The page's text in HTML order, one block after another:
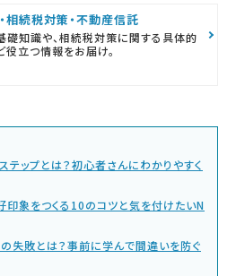
相続税対策・不動産信託
礎知識や、相続税対策に関する具体的
役立つ情報をお届け。
テップとは？初心者さんにわかりやすく
印象をつくる10のコツと気を付けたいN
失敗とは？事前に学んで間違いを防ぐ